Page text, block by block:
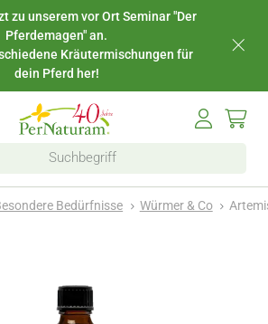
zu unserem vor Ort Seminar "Der
Pferdemagen" an.
Kräutermischungen für
dein Pferd her!
Bedürfnisse Würmer & Co